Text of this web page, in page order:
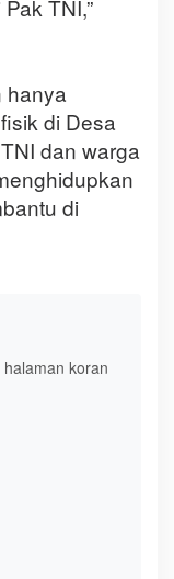
TNI,”
hanya
di Desa
dan warga
di
koran